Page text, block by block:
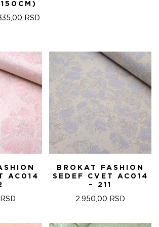
RSD.
RSDТРЕНУТНА
AC014
RSD
BROKAT FASHION
SEDEF CVET AC014
– 211
2.950,00 RSD